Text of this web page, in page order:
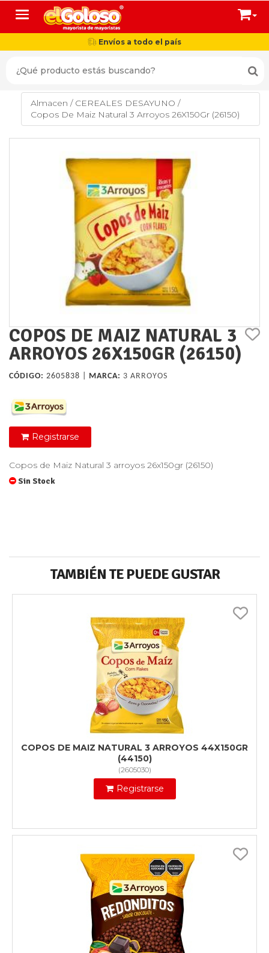
Toggle navigation
Envíos a todo el país
Almacen / CEREALES DESAYUNO /
Copos De Maiz Natural 3 Arroyos 26X150Gr (26150)
COPOS DE MAIZ NATURAL 3
ARROYOS 26X150GR (26150)
CÓDIGO: 2605838 | MARCA: 3 ARROYOS
Registrarse
Copos de Maiz Natural 3 arroyos 26x150gr (26150)
Sin Stock
TAMBIÉN TE PUEDE GUSTAR
COPOS DE MAIZ NATURAL 3 ARROYOS 44X150GR
(44150)
(2605030)
Registrarse